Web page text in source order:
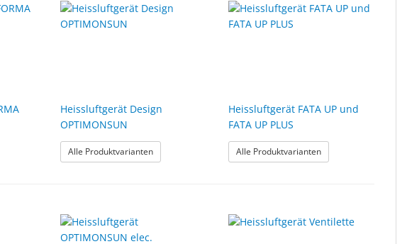
Heissluftgerät Design
OPTIMONSUN
Alle Produktvarianten: Heissluftgerät Design OPTIMONSUN
Heissluftgerät FATA UP und
FATA UP PLUS
Alle Produktvarianten: Heissluftgerät FATA